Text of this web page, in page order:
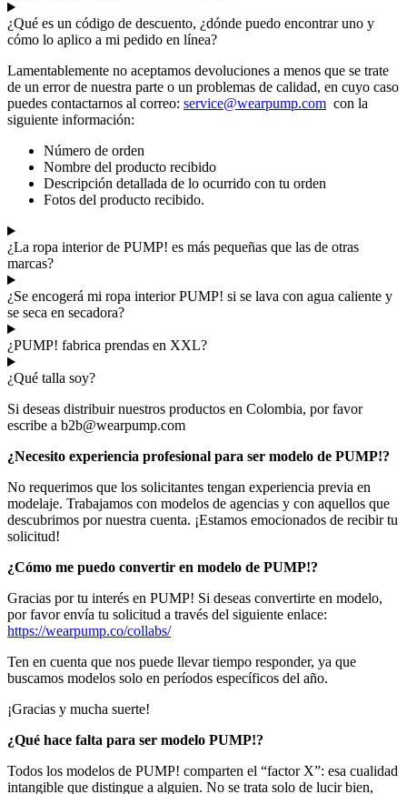
¿Qué es un código de descuento, ¿dónde puedo encontrar uno y
cómo lo aplico a mi pedido en línea?
Lamentablemente no aceptamos devoluciones a menos que se trate
de un error de nuestra parte o un problemas de calidad, en cuyo caso
puedes contactarnos al correo: service@wearpump.com con la
siguiente información:
Número de orden
Nombre del producto recibido
Descripción detallada de lo ocurrido con tu orden
Fotos del producto recibido.
¿La ropa interior de PUMP! es más pequeñas que las de otras
marcas?
¿Se encogerá mi ropa interior PUMP! si se lava con agua caliente y
se seca en secadora?
¿PUMP! fabrica prendas en XXL?
¿Qué talla soy?
Si deseas distribuir nuestros productos en Colombia, por favor
escribe a b2b@wearpump.com
¿Necesito experiencia profesional para ser modelo de PUMP!?
No requerimos que los solicitantes tengan experiencia previa en
modelaje. Trabajamos con modelos de agencias y con aquellos que
descubrimos por nuestra cuenta. ¡Estamos emocionados de recibir tu
solicitud!
¿Cómo me puedo convertir en modelo de PUMP!?
Gracias por tu interés en PUMP! Si deseas convertirte en modelo,
por favor envía tu solicitud a través del siguiente enlace:
https://wearpump.co/collabs/
Ten en cuenta que nos puede llevar tiempo responder, ya que
buscamos modelos solo en períodos específicos del año.
¡Gracias y mucha suerte!
¿Qué hace falta para ser modelo PUMP!?
Todos los modelos de PUMP! comparten el “factor X”: esa cualidad
intangible que distingue a alguien. No se trata solo de lucir bien,